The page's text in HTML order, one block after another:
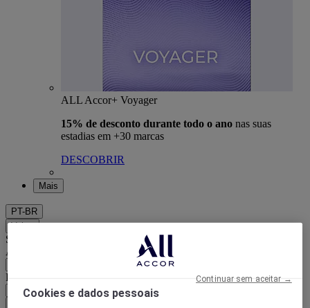
ALL Accor+ Voyager
15% de desconto durante todo o ano nas suas
estadias em +30 marcas
DESCOBRIR
Mais
PT-BR
Voltar
Selecione seu país e idioma abaixo
Área geográfica
País/região-idioma
Cookies e dados pessoais
Continuar sem aceitar →